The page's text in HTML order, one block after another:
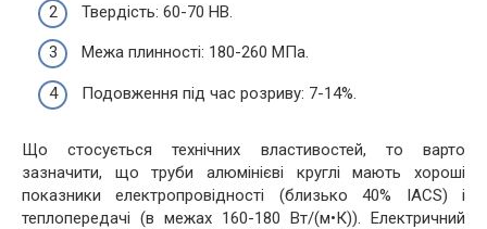
Твердість: 60-70 НВ.
Межа плинності: 180-260 МПа.
Подовження під час розриву: 7-14%.
Що стосується технічних властивостей, то варто
зазначити, що труби алюмінієві круглі мають хороші
показники електропровідності (близько 40% IACS) і
теплопередачі (в межах 160-180 Вт/(м•К)). Електричний